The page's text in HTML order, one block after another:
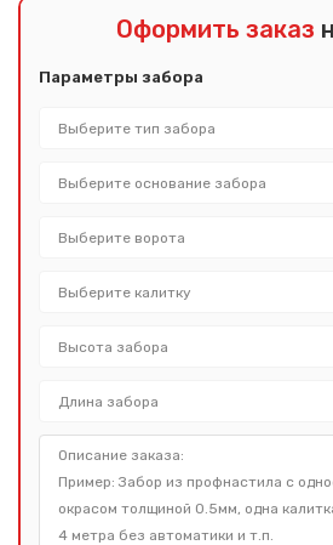
Оформить заказ
Параметры забора